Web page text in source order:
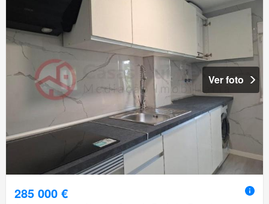
Ver foto
285 000 €